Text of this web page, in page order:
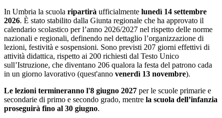
In Umbria la scuola ripartirà ufficialmente lunedì 14 settembre
2026. È stato stabilito dalla Giunta regionale che ha approvato il
calendario scolastico per l’anno 2026/2027 nel rispetto delle norme
nazionali e regionali, definendo nel dettaglio l’organizzazione di
lezioni, festività e sospensioni. Sono previsti 207 giorni effettivi di
attività didattica, rispetto ai 200 richiesti dal Testo Unico
sull’Istruzione, che diventano 206 qualora la festa del patrono cada
in un giorno lavorativo (quest'anno venerdì 13 novembre).
Le lezioni termineranno l'8 giugno 2027 per le scuole primarie e
secondarie di primo e secondo grado, mentre la scuola dell’infanzia
proseguirà fino al 30 giugno.